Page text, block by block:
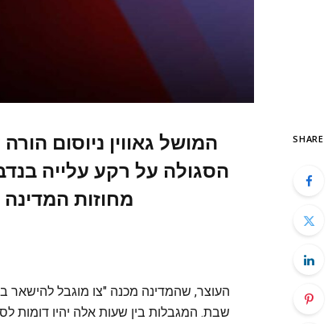
SHARE
המושל גאווין ניוסום
מחוזות
שבת. המגבלות בין שעות אלה יהיו דומות